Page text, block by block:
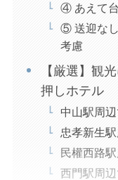
④ あえて
⑤ 送迎な
考慮
【厳選】観
押しホテル
中山駅周
忠孝新生
民權西路
西門駅周